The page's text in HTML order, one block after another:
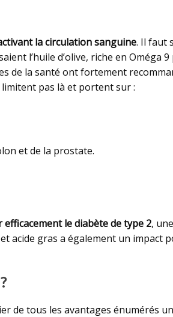
la circulation sanguine. Il faut
l’huile d’olive, riche en
de la santé ont fortement
pas là et portent sur :
et de la prostate.
le diabète de type 2,
acide gras a également un impact
de tous les avantages énumérés